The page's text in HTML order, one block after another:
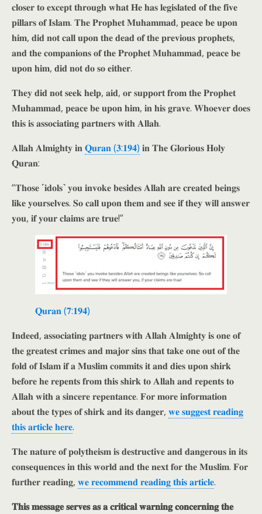
𝐜𝐥𝐨𝐬𝐞𝐫 𝐭𝐨 𝐞𝐱𝐜𝐞𝐩𝐭 𝐭𝐡𝐫𝐨𝐮𝐠𝐡 𝐰𝐡𝐚𝐭 𝐇𝐞 𝐡𝐚𝐬 𝐥𝐞𝐠𝐢𝐬𝐥𝐚𝐭𝐞𝐝 𝐨𝐟 𝐭𝐡𝐞 𝐟𝐢𝐯𝐞
𝐩𝐢𝐥𝐥𝐚𝐫𝐬 𝐨𝐟 𝐈𝐬𝐥𝐚𝐦. 𝐓𝐡𝐞 𝐏𝐫𝐨𝐩𝐡𝐞𝐭 𝐌𝐮𝐡𝐚𝐦𝐦𝐚𝐝, 𝐩𝐞𝐚𝐜𝐞 𝐛𝐞 𝐮𝐩𝐨𝐧
𝐡𝐢𝐦, 𝐝𝐢𝐝 𝐧𝐨𝐭 𝐜𝐚𝐥𝐥 𝐮𝐩𝐨𝐧 𝐭𝐡𝐞 𝐝𝐞𝐚𝐝 𝐨𝐟 𝐭𝐡𝐞 𝐩𝐫𝐞𝐯𝐢𝐨𝐮𝐬 𝐩𝐫𝐨𝐩𝐡𝐞𝐭𝐬,
𝐚𝐧𝐝 𝐭𝐡𝐞 𝐜𝐨𝐦𝐩𝐚𝐧𝐢𝐨𝐧𝐬 𝐨𝐟 𝐭𝐡𝐞 𝐏𝐫𝐨𝐩𝐡𝐞𝐭 𝐌𝐮𝐡𝐚𝐦𝐦𝐚𝐝, 𝐩𝐞𝐚𝐜𝐞 𝐛𝐞
𝐮𝐩𝐨𝐧 𝐡𝐢𝐦, 𝐝𝐢𝐝 𝐧𝐨𝐭 𝐝𝐨 𝐬𝐨 𝐞𝐢𝐭𝐡𝐞𝐫.
𝐓𝐡𝐞𝐲 𝐝𝐢𝐝 𝐧𝐨𝐭 𝐬𝐞𝐞𝐤 𝐡𝐞𝐥𝐩, 𝐚𝐢𝐝, 𝐨𝐫 𝐬𝐮𝐩𝐩𝐨𝐫𝐭 𝐟𝐫𝐨𝐦 𝐭𝐡𝐞 𝐏𝐫𝐨𝐩𝐡𝐞𝐭
𝐌𝐮𝐡𝐚𝐦𝐦𝐚𝐝, 𝐩𝐞𝐚𝐜𝐞 𝐛𝐞 𝐮𝐩𝐨𝐧 𝐡𝐢𝐦, 𝐢𝐧 𝐡𝐢𝐬 𝐠𝐫𝐚𝐯𝐞. 𝐖𝐡𝐨𝐞𝐯𝐞𝐫 𝐝𝐨𝐞𝐬
𝐭𝐡𝐢𝐬 𝐢𝐬 𝐚𝐬𝐬𝐨𝐜𝐢𝐚𝐭𝐢𝐧𝐠 𝐩𝐚𝐫𝐭𝐧𝐞𝐫𝐬 𝐰𝐢𝐭𝐡 𝐀𝐥𝐥𝐚𝐡.
𝐀𝐥𝐥𝐚𝐡 𝐀𝐥𝐦𝐢𝐠𝐡𝐭𝐲 𝐢𝐧𝐐𝐮𝐫𝐚𝐧 (𝟑:𝟏𝟗𝟒) 𝐢𝐧 𝐓𝐡𝐞 𝐆𝐥𝐨𝐫𝐢𝐨𝐮𝐬 𝐇𝐨𝐥𝐲
𝐐𝐮𝐫𝐚𝐧:
“𝐓𝐡𝐨𝐬𝐞 ˹𝐢𝐝𝐨𝐥𝐬˺ 𝐲𝐨𝐮 𝐢𝐧𝐯𝐨𝐤𝐞 𝐛𝐞𝐬𝐢𝐝𝐞𝐬 𝐀𝐥𝐥𝐚𝐡 𝐚𝐫𝐞 𝐜𝐫𝐞𝐚𝐭𝐞𝐝 𝐛𝐞𝐢𝐧𝐠𝐬
𝐥𝐢𝐤𝐞 𝐲𝐨𝐮𝐫𝐬𝐞𝐥𝐯𝐞𝐬. 𝐒𝐨 𝐜𝐚𝐥𝐥 𝐮𝐩𝐨𝐧 𝐭𝐡𝐞𝐦 𝐚𝐧𝐝 𝐬𝐞𝐞 𝐢𝐟 𝐭𝐡𝐞𝐲 𝐰𝐢𝐥𝐥 𝐚𝐧𝐬𝐰𝐞𝐫
𝐲𝐨𝐮, 𝐢𝐟 𝐲𝐨𝐮𝐫 𝐜𝐥𝐚𝐢𝐦𝐬 𝐚𝐫𝐞 𝐭𝐫𝐮𝐞!”
𝐐𝐮𝐫𝐚𝐧 (𝟕:𝟏𝟗𝟒)
𝐈𝐧𝐝𝐞𝐞𝐝, 𝐚𝐬𝐬𝐨𝐜𝐢𝐚𝐭𝐢𝐧𝐠 𝐩𝐚𝐫𝐭𝐧𝐞𝐫𝐬 𝐰𝐢𝐭𝐡 𝐀𝐥𝐥𝐚𝐡 𝐀𝐥𝐦𝐢𝐠𝐡𝐭𝐲 𝐢𝐬 𝐨𝐧𝐞 𝐨𝐟
𝐭𝐡𝐞 𝐠𝐫𝐞𝐚𝐭𝐞𝐬𝐭 𝐜𝐫𝐢𝐦𝐞𝐬 𝐚𝐧𝐝 𝐦𝐚𝐣𝐨𝐫 𝐬𝐢𝐧𝐬 𝐭𝐡𝐚𝐭 𝐭𝐚𝐤𝐞 𝐨𝐧𝐞 𝐨𝐮𝐭 𝐨𝐟 𝐭𝐡𝐞
𝐟𝐨𝐥𝐝 𝐨𝐟 𝐈𝐬𝐥𝐚𝐦 𝐢𝐟 𝐚 𝐌𝐮𝐬𝐥𝐢𝐦 𝐜𝐨𝐦𝐦𝐢𝐭𝐬 𝐢𝐭 𝐚𝐧𝐝 𝐝𝐢𝐞𝐬 𝐮𝐩𝐨𝐧 𝐬𝐡𝐢𝐫𝐤
𝐛𝐞𝐟𝐨𝐫𝐞 𝐡𝐞 𝐫𝐞𝐩𝐞𝐧𝐭𝐬 𝐟𝐫𝐨𝐦 𝐭𝐡𝐢𝐬 𝐬𝐡𝐢𝐫𝐤 𝐭𝐨 𝐀𝐥𝐥𝐚𝐡 𝐚𝐧𝐝 𝐫𝐞𝐩𝐞𝐧𝐭𝐬 𝐭𝐨
𝐀𝐥𝐥𝐚𝐡 𝐰𝐢𝐭𝐡 𝐚 𝐬𝐢𝐧𝐜𝐞𝐫𝐞 𝐫𝐞𝐩𝐞𝐧𝐭𝐚𝐧𝐜𝐞. 𝐅𝐨𝐫 𝐦𝐨𝐫𝐞 𝐢𝐧𝐟𝐨𝐫𝐦𝐚𝐭𝐢𝐨𝐧
𝐚𝐛𝐨𝐮𝐭 𝐭𝐡𝐞 𝐭𝐲𝐩𝐞𝐬 𝐨𝐟 𝐬𝐡𝐢𝐫𝐤 𝐚𝐧𝐝 𝐢𝐭𝐬 𝐝𝐚𝐧𝐠𝐞𝐫, 𝐰𝐞 𝐬𝐮𝐠𝐠𝐞𝐬𝐭 𝐫𝐞𝐚𝐝𝐢𝐧𝐠
𝐭𝐡𝐢𝐬 𝐚𝐫𝐭𝐢𝐜𝐥𝐞 𝐡𝐞𝐫𝐞.
𝐓𝐡𝐞 𝐧𝐚𝐭𝐮𝐫𝐞 𝐨𝐟 𝐩𝐨𝐥𝐲𝐭𝐡𝐞𝐢𝐬𝐦 𝐢𝐬 𝐝𝐞𝐬𝐭𝐫𝐮𝐜𝐭𝐢𝐯𝐞 𝐚𝐧𝐝 𝐝𝐚𝐧𝐠𝐞𝐫𝐨𝐮𝐬 𝐢𝐧 𝐢𝐭𝐬
𝐜𝐨𝐧𝐬𝐞𝐪𝐮𝐞𝐧𝐜𝐞𝐬 𝐢𝐧 𝐭𝐡𝐢𝐬 𝐰𝐨𝐫𝐥𝐝 𝐚𝐧𝐝 𝐭𝐡𝐞 𝐧𝐞𝐱𝐭 𝐟𝐨𝐫 𝐭𝐡𝐞 𝐌𝐮𝐬𝐥𝐢𝐦. 𝐅𝐨𝐫
𝐟𝐮𝐫𝐭𝐡𝐞𝐫 𝐫𝐞𝐚𝐝𝐢𝐧𝐠, 𝐰𝐞 𝐫𝐞𝐜𝐨𝐦𝐦𝐞𝐧𝐝 𝐫𝐞𝐚𝐝𝐢𝐧𝐠 𝐭𝐡𝐢𝐬 𝐚𝐫𝐭𝐢𝐜𝐥𝐞.
𝐓𝐡𝐢𝐬 𝐦𝐞𝐬𝐬𝐚𝐠𝐞 𝐬𝐞𝐫𝐯𝐞𝐬 𝐚𝐬 𝐚 𝐜𝐫𝐢𝐭𝐢𝐜𝐚𝐥 𝐰𝐚𝐫𝐧𝐢𝐧𝐠 𝐜𝐨𝐧𝐜𝐞𝐫𝐧𝐢𝐧𝐠 𝐭𝐡𝐞